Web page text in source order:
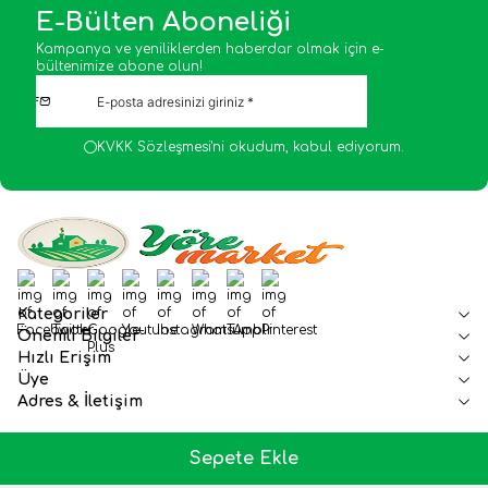
Sepete Ekle
E-Bülten Aboneliği
Kampanya ve yeniliklerden haberdar olmak için e-
bültenimize abone olun!
KVKK Sözleşmesi'ni okudum, kabul ediyorum.
Facebook
TwitterGoogle-Plus
YoutubeInstagram
WhatsApp
TumblrPinterest
Kategoriler
Önemli Bilgiler
Hızlı Erişim
Üye
Adres & İletişim